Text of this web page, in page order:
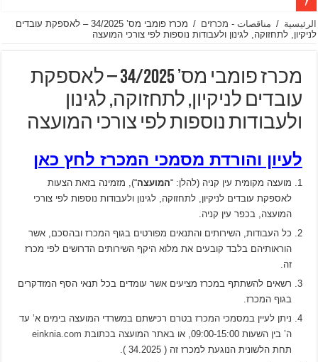
الرئيسية / مناقصات - מכרזים /
מכרז פומבי מס’ 34/2025 – לאספקת עובדים
לניקיון, לתחזוקה, לגינון ולעבודות נוספות לפי צורכי המועצה
מכרז פומבי מס’ 34/2025 – לאספקת
עובדים לניקיון, לתחזוקה, לגינון
ולעבודות נוספות לפי צורכי המועצה
לעיון והורדת מסמכי המכרז לחץ כאן
מועצה מקומית עין קניה (להלן: “המועצה“), מזמינה בזאת הצעות
לאספקת עובדים לניקיון, לתחזוקה, לגינון ולעבודות נוספות לפי צורכי
המועצה, בכפר עין קניה.
כל העבודות, השירותים והתנאים מפורטים בגוף המכרז ובהסכם, אשר
הוראותיהם בלבד קובעים את מלוא היקף השירותים הדרושים לפי מכרז
זה.
רשאים להשתתף במכרז מציעים אשר עומדים בכל תנאי הסף המזדקרים
בגוף המכרז.
ניתן לעיין במסמכי המכרז בטרם רכישתם במשרדי המועצה בימים א’ עד
ה’ בין השעות 09:00-15:00, או באתר המועצה בכתובת
einknia.com
תחת הלשונית הנוגעת למכרז זה ( 34.2025 ).